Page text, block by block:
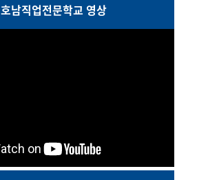
호남직업전문학교 영상